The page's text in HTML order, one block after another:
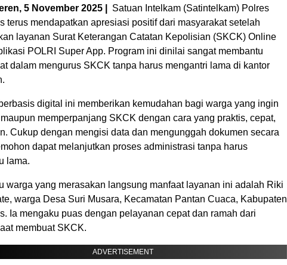
5 November 2025 | Satuan Intelkam (Satintelkam) Polres
terus mendapatkan apresiasi positif dari masyarakat setelah
layanan Surat Keterangan Catatan Kepolisian (SKCK) Online
POLRI Super App. Program ini dinilai sangat membantu
dalam mengurus SKCK tanpa harus mengantri lama di kantor
digital ini memberikan kemudahan bagi warga yang ingin
memperpanjang SKCK dengan cara yang praktis, cepat,
Cukup dengan mengisi data dan mengunggah dokumen secara
dapat melanjutkan proses administrasi tanpa harus
lama.
warga yang merasakan langsung manfaat layanan ini adalah Riki
warga Desa Suri Musara, Kecamatan Pantan Cuaca, Kabupaten
Ia mengaku puas dengan pelayanan cepat dan ramah dari
membuat SKCK.
ADVERTISEMENT